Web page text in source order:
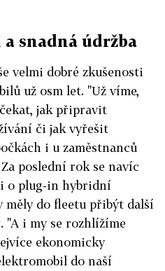
snadná údržba
velmi dobré zkušenosti
už osm let. "Už víme,
jak připravit
či jak vyřešit
i u zaměstnanců
poslední rok se navíc
o plug-in hybridní
měly do fleetu přibýt další
i my se rozhlížíme
ekonomicky
do naší